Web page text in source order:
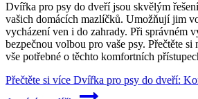
Dvířka pro psy do dveří jsou skvělým
vašich domácích mazlíčků. Umožňují jim
vycházení ven i do zahrady. Při správném
bezpečnou volbou pro vaše psy. Přečtěte si
vše potřebné o těchto komfortních
Přečtěte si více Dvířka pro psy do dveří: